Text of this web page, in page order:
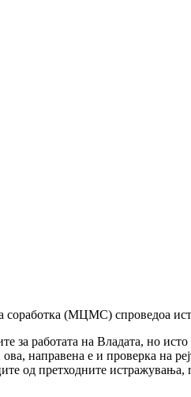
соработка (МЦМС) спроведоа
за работата на Владата, но
направена е и проверка на
од претходните истражувања,